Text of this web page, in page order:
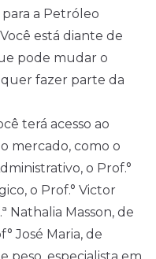
a Petróleo
está diante de
pode mudar o
fazer parte da
terá acesso ao
mercado, como o
o Prof.°
o Prof.° Victor
Nathalia Masson, de
José Maria, de